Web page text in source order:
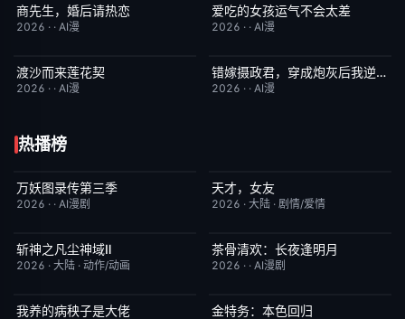
完结
商先生，婚后请热恋
2026 · · AI漫
完结
爱吃的女孩运气不会太差
2026 · · AI漫
完结
渡沙而来莲花契
2026 · · AI漫
完结 2.0错嫁摄政君，穿成炮灰后我逆天改命
2026 · · AI漫
热播榜
完结
万妖图录传第三季
2026 · · AI漫剧
更新至第16集
天才，女友
2026 · 大陆 · 剧情/爱情
更新至第09集
斩神之凡尘神域Ⅱ
2026 · 大陆 · 动作/动画
完结
茶骨清欢：长夜逢明月
2026 · · AI漫剧
完结
我养的病秧子是大佬 已完结
金特务：本色回归